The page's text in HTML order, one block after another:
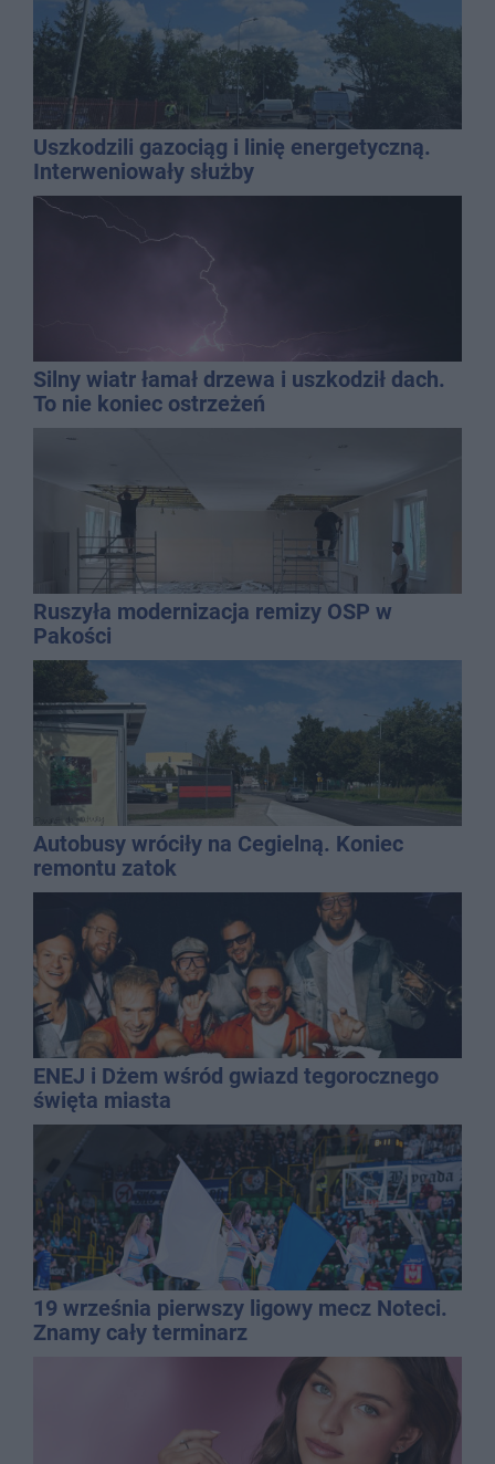
Uszkodzili gazociąg i linię energetyczną.
Interweniowały służby
Silny wiatr łamał drzewa i uszkodził dach.
To nie koniec ostrzeżeń
Ruszyła modernizacja remizy OSP w
Pakości
Autobusy wróciły na Cegielną. Koniec
remontu zatok
ENEJ i Dżem wśród gwiazd tegorocznego
święta miasta
19 września pierwszy ligowy mecz Noteci.
Znamy cały terminarz